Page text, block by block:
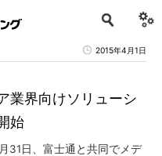
2015年4月1日
業界向けソリューシ
始
31日、富士通と共同でメデ